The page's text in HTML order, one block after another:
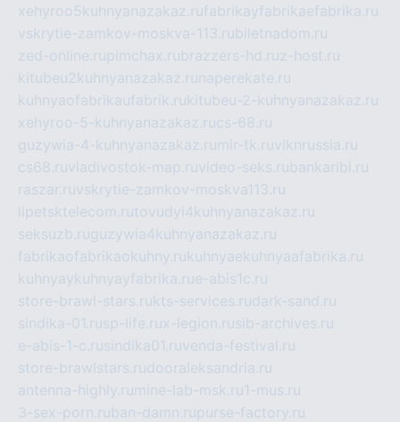
xehyroo5kuhnyanazakaz.rufabrikayfabrikaefabrika.ru
vskrytie-zamkov-moskva-113.rubiletnadom.ru
zed-online.rupimchax.rubrazzers-hd.ruz-host.ru
kitubeu2kuhnyanazakaz.ru naperekate.ru
kuhnyaofabrikaufabrik.rukitubeu-2-kuhnyanazakaz.ru
xehyroo-5-kuhnyanazakaz.rucs-68.ru
guzywia-4-kuhnyanazakaz.ru mir-tk.ruvlknrussia.ru
cs68.ruvladivostok-map.ruvideo-seks.rubankaribi.ru
raszar.ruvskrytie-zamkov-moskva113.ru
lipetsktelecom.rutovudyi4kuhnyanazakaz.ru
seksuzb.ruguzywia4kuhnyanazakaz.ru
fabrikaofabrikaokuhny.rukuhnyaekuhnyaafabrika.ru
kuhnyaykuhnyayfabrika.rue-abis1c.ru
store-brawl-stars.rukts-services.rudark-sand.ru
sindika-01.rusp-life.rux-legion.rusib-archives.ru
e-abis-1-c.rusindika01.ruvenda-festival.ru
store-brawlstars.rudooraleksandria.ru
antenna-highly.ru mine-lab-msk.ru1-mus.ru
3-sex-porn.ruban-damn.rupurse-factory.ru